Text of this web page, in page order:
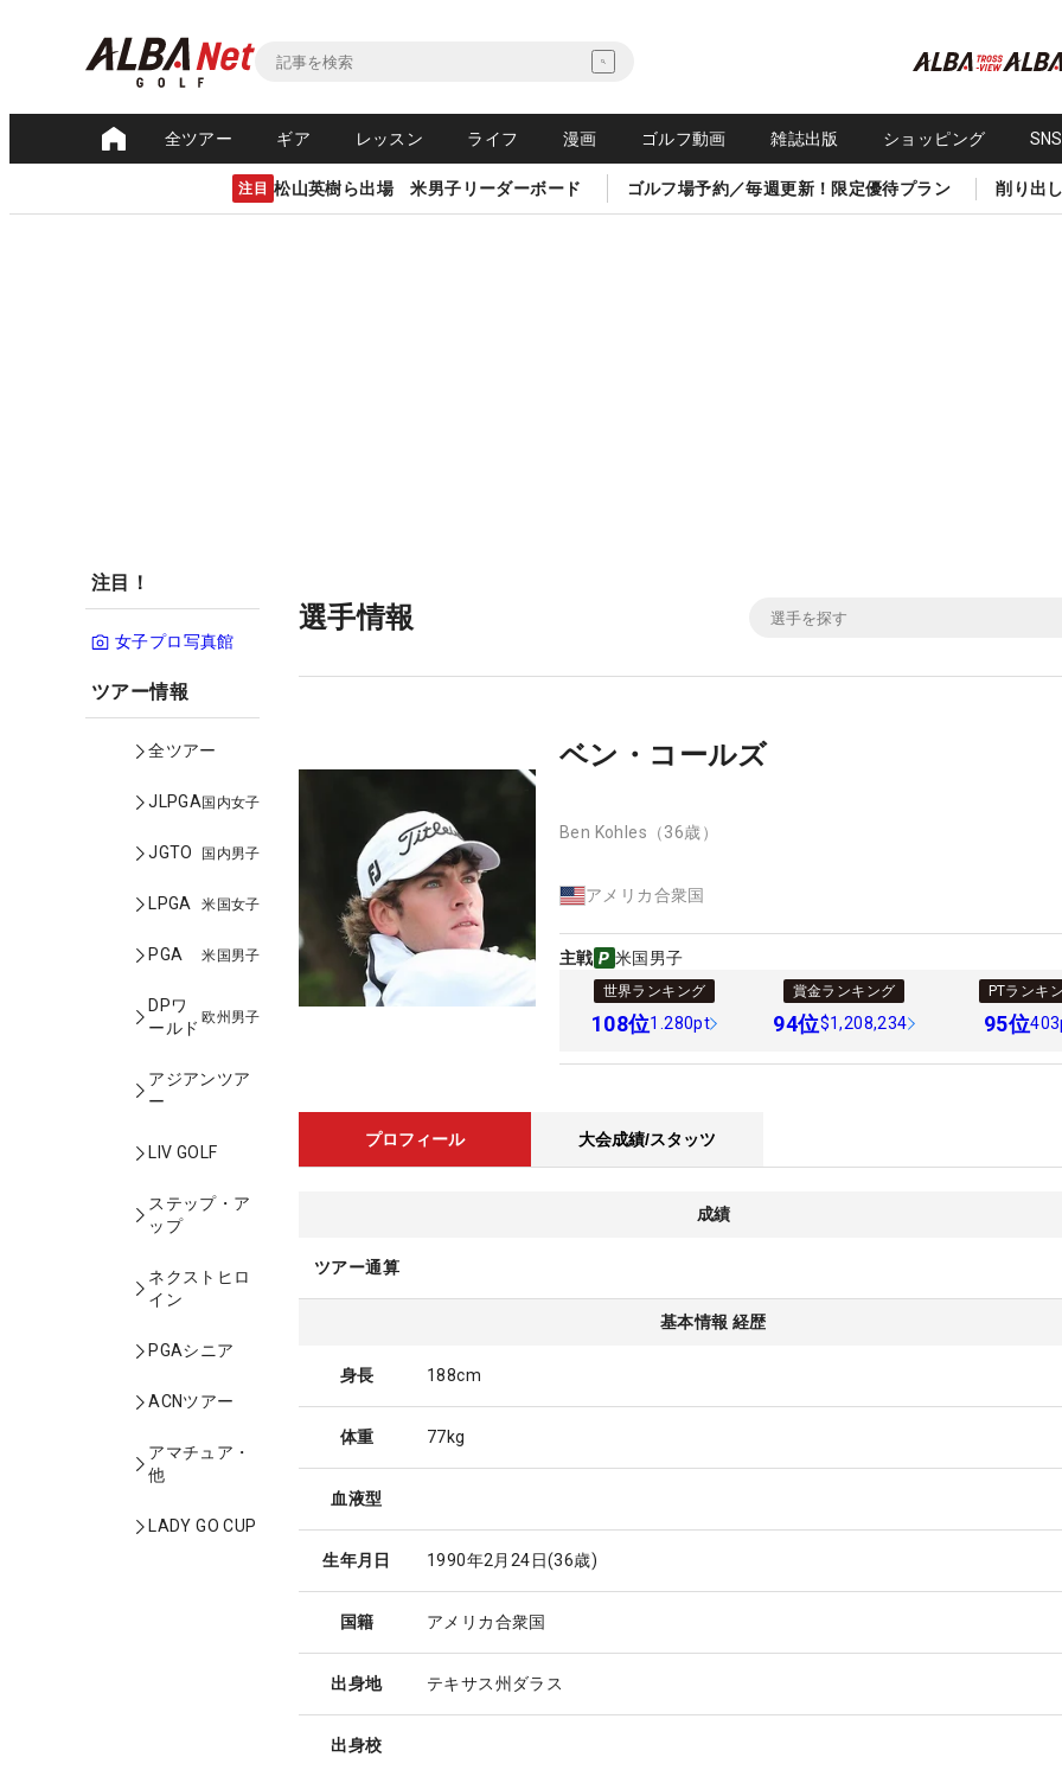
全ツアー ギア レッスン ライフ 漫画 ゴルフ動画 雑誌出版 ショッピング
注目 松山英樹ら出場 米男子リーダーボード ゴルフ場予約／毎週更新！限定優待プラン 削り出
注目！
女子プロ写真館
ツアー情報
全ツアー
JLPGA国内女子
JGTO 国内男子
LPGA 米国女子
PGA 米国男子
DPワ
ールド
欧州男子
アジアンツア
ー
LIV GOLF
ステップ・ア
ップ
ネクストヒロ
イン
PGAシニア
ACNツアー
アマチュア・
他
LADY GO CUP
選手情報
ベン・コールズ
Ben Kohles （36歳）
アメリカ合衆国
主戦 米国男子
世界ランキング
108位1.280pt
賞金ランキング
94位$1,208,234
PTランキ
95位
プロフィール 大会成績/スタッツ
成績
ツアー通算
基本情報 経歴
身長 188cm
体重 77kg
血液型
生年月日 1990年2月24日(36歳)
国籍 アメリカ合衆国
出身地 テキサス州ダラス
出身校